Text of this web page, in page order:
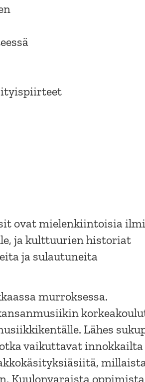
ovat mielenkiintoisia
ja kulttuurien historiat
ja sulautuneita
murroksessa.
Lähes
vaikuttavat innokkailta
Kuulonvaraista oppimista